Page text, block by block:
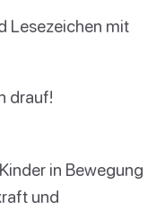
Lesezeichen mit
drauf!
in Bewegung
und